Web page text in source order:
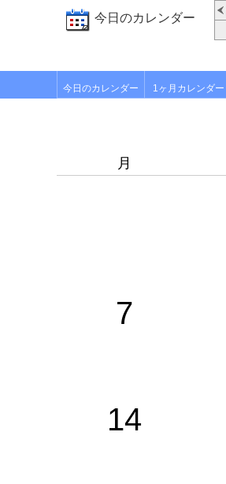
今日のカレンダー
今日のカレンダー 1ヶ月カレンダー
月
7
14